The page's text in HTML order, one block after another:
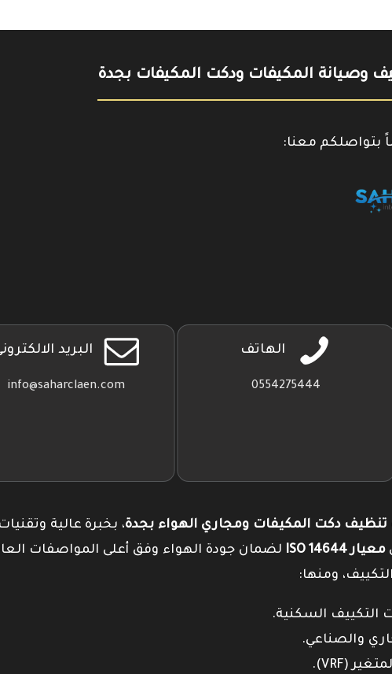
وصيانة المكيفات ودكت المكيفات بجدة
بتواصلكم معنا:
https://
الهاتف
0554275444
البريد
info@saharclaen.com
دكت المكيفات ومجاري الهواء بجدة، بخبرة عالية
معيار ISO 14644
لضمان جودة الهواء وفق أعلى المواصفات
ومنها: